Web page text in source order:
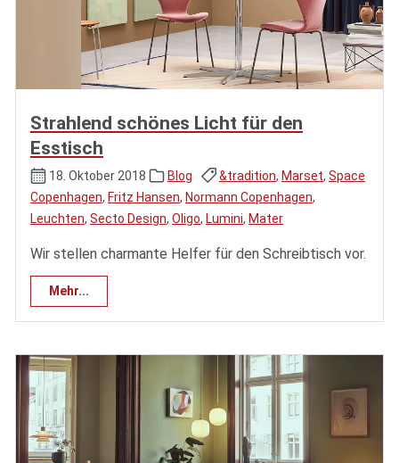
Strahlend schönes Licht für den
Esstisch
18. Oktober 2018 Blog &tradition, Marset, Space
Copenhagen, Fritz Hansen, Normann Copenhagen,
Leuchten, Secto Design, Oligo, Lumini, Mater
Wir stellen charmante Helfer für den Schreibtisch vor.
Mehr...